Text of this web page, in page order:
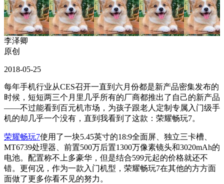
李泽卿
原创
2018-05-25
每年手机行业从CES召开一直到六月份都是新产品密集发布的
时候，短短两三个月里几乎所有的厂商都推出了自己的新产品
——不过能看到百元机市场，为孩子跟老人定制专属入门级手
机的却几乎一个没有，直到我看到了这款：荣耀畅玩7。
荣耀畅玩7使用了一块5.45英寸的18:9全面屏、独立三卡槽、
MT6739处理器、前置500万后置1300万像素镜头和3020mAh的
电池。配置称不上多豪华，但是结合599元起的价格就还不
错。更何况，作为一款入门机型，荣耀畅玩7在其他的方方面
面做了更多你看不见的努力。